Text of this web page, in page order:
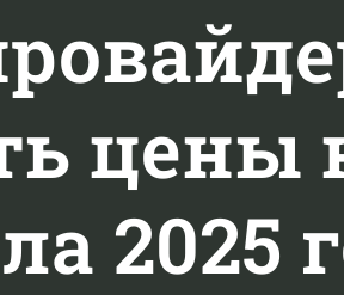
цены
2025